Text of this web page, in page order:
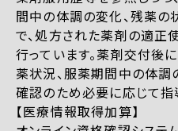
間中の体調の変化、残薬
で、処方された薬剤の適
行っています。薬剤交付後
薬状況、服薬期間中の体調
確認のため必要に応じて指
【医療情報取得加算】